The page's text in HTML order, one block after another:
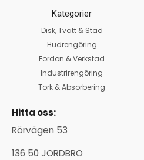
Kategorier
Disk, Tvätt & Städ
Hudrengöring
Fordon & Verkstad
Industrirengöring
Tork & Absorbering
Hitta oss:
Rörvägen 53
136 50 JORDBRO